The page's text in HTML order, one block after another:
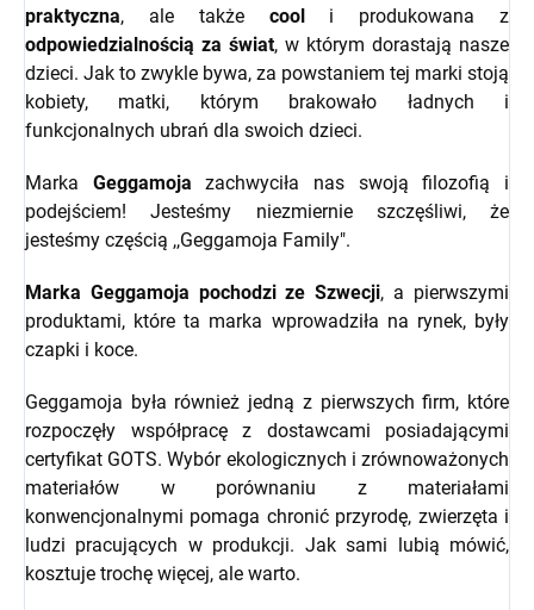
praktyczna, ale także cool
i produkowana z
odpowiedzialnością za świat, w którym dorastają nasze
dzieci. Jak to zwykle bywa, za powstaniem tej marki stoją
kobiety, matki, którym brakowało ładnych i
funkcjonalnych ubrań dla swoich dzieci.
Marka Geggamoja zachwyciła nas swoją filozofią i
podejściem! Jesteśmy niezmiernie szczęśliwi, że
jesteśmy częścią ,,Geggamoja Family".
Marka Geggamoja pochodzi ze Szwecji, a pierwszymi
produktami, które ta marka wprowadziła na rynek, były
czapki i koce.
Geggamoja była również jedną z pierwszych firm, które
rozpoczęły współpracę z dostawcami posiadającymi
certyfikat GOTS. Wybór ekologicznych i zrównoważonych
materiałów w porównaniu z materiałami
konwencjonalnymi pomaga chronić przyrodę, zwierzęta i
ludzi pracujących w produkcji. Jak sami lubią mówić,
kosztuje trochę więcej, ale warto.